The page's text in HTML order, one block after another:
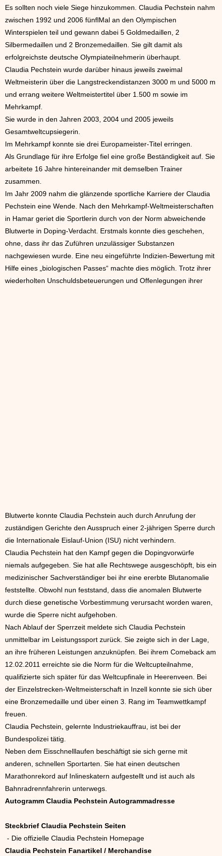
Es sollten noch viele Siege hinzukommen. Claudia Pechstein nahm
zwischen 1992 und 2006 fünflMal an den Olympischen
Winterspielen teil und gewann dabei 5 Goldmedaillen, 2
Silbermedaillen und 2 Bronzemedaillen. Sie gilt damit als
erfolgreichste deutsche Olympiateilnehmerin überhaupt.
Claudia Pechstein wurde darüber hinaus jeweils zweimal
Weltmeisterin über die Langstreckendistanzen 3000 m und 5000 m
und errang weitere Weltmeistertitel über 1.500 m sowie im
Mehrkampf.
Sie wurde in den Jahren 2003, 2004 und 2005 jeweils
Gesamtweltcupsiegerin.
Im Mehrkampf konnte sie drei Europameister-Titel erringen.
Als Grundlage für ihre Erfolge fiel eine große Beständigkeit auf. Sie
arbeitete 16 Jahre hintereinander mit demselben Trainer
zusammen.
Im Jahr 2009 nahm die glänzende sportliche Karriere der Claudia
Pechstein eine Wende. Nach den Mehrkampf-Weltmeisterschaften
in Hamar geriet die Sportlerin durch von der Norm abweichende
Blutwerte in Doping-Verdacht. Erstmals konnte dies geschehen,
ohne, dass ihr das Zuführen unzulässiger Substanzen
nachgewiesen wurde. Eine neu eingeführte Indizien-Bewertung mit
Hilfe eines „biologischen Passes“ machte dies möglich. Trotz ihrer
wiederholten Unschuldsbeteuerungen und Offenlegungen ihrer
Blutwerte konnte Claudia Pechstein auch durch Anrufung der
zuständigen Gerichte den Ausspruch einer 2-jährigen Sperre durch
die Internationale Eislauf-Union (ISU) nicht verhindern.
Claudia Pechstein hat den Kampf gegen die Dopingvorwürfe
niemals aufgegeben. Sie hat alle Rechtswege ausgeschöpft, bis ein
medizinischer Sachverständiger bei ihr eine ererbte Blutanomalie
feststellte. Obwohl nun feststand, dass die anomalen Blutwerte
durch diese genetische Vorbestimmung verursacht worden waren,
wurde die Sperre nicht aufgehoben.
Nach Ablauf der Sperrzeit meldete sich Claudia Pechstein
unmittelbar im Leistungssport zurück. Sie zeigte sich in der Lage,
an ihre früheren Leistungen anzuknüpfen. Bei ihrem Comeback am
12.02.2011 erreichte sie die Norm für die Weltcupteilnahme,
qualifizierte sich später für das Weltcupfinale in Heerenveen. Bei
der Einzelstrecken-Weltmeisterschaft in Inzell konnte sie sich über
eine Bronzemedaille und über einen 3. Rang im Teamwettkampf
freuen.
Claudia Pechstein, gelernte Industriekauffrau, ist bei der
Bundespolizei tätig.
Neben dem Eisschnelllaufen beschäftigt sie sich gerne mit
anderen, schnellen Sportarten. Sie hat einen deutschen
Marathonrekord auf Inlineskatern aufgestellt und ist auch als
Bahnradrennfahrerin unterwegs.
Autogramm Claudia Pechstein Autogrammadresse
Steckbrief Claudia Pechstein Seiten
- Die offizielle Claudia Pechstein Homepage
Claudia Pechstein Fanartikel / Merchandise